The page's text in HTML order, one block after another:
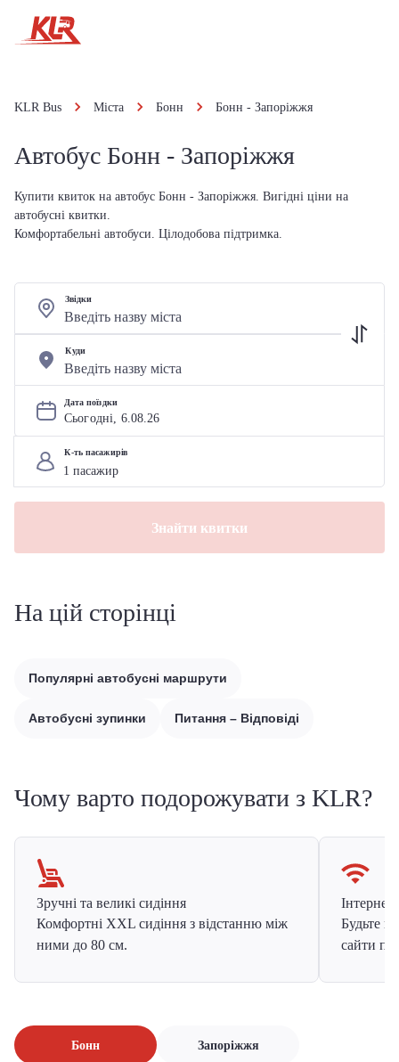
KLR Bus Міста Бонн Бонн - Запоріжжя
Автобус Бонн - Запоріжжя
Купити квиток на автобус Бонн - Запоріжжя. Вигідні ціни на
автобусні квитки.
Комфортабельні автобуси. Цілодобова підтримка.
Звідки
Куди
Дата поїздки
Сьогодні, 6.08.26
К-ть пасажирів
Знайти квитки
На цій сторінці
Популярні автобусні маршрути
Автобусні зупинки Питання – Відповіді
Чому варто подорожувати з KLR?
Зручні та великі сидіння
Комфортні XXL сидіння з відстанню між
ними до 80 см.
Інтернет
Будьте
сайти
Бонн Запоріжжя